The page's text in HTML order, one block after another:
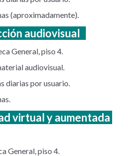
(aproximadamente).
audiovisual
General, piso 4.
audiovisual.
diarias por usuario.
virtual y aumentada
General, piso 4.